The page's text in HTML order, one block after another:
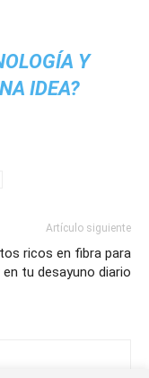
Y
IDEA?
Artículo siguiente
ricos en fibra para
en tu desayuno diario